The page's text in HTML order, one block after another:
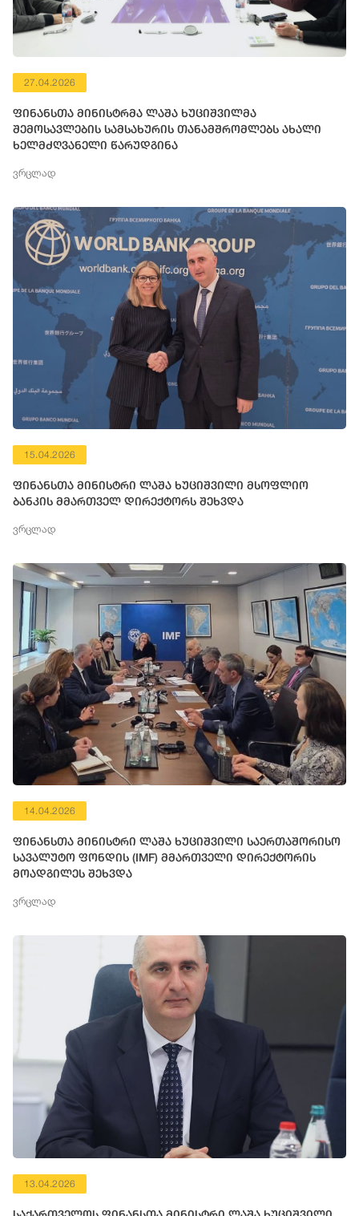
27.04.2026
ფინანსთა მინისტრმა ლაშა ხუციშვილმა
შემოსავლების სამსახურის თანამშრომლებს ახალი
ხელმძღვანელი წარუდგინა
ვრცლად
15.04.2026
ფინანსთა მინისტრი ლაშა ხუციშვილი მსოფლიო
ბანკის მმართველ დირექტორს შეხვდა
ვრცლად
14.04.2026
ფინანსთა მინისტრი ლაშა ხუციშვილი საერთაშორისო
სავალუტო ფონდის (IMF) მმართველი დირექტორის
მოადგილეს შეხვდა
ვრცლად
13.04.2026